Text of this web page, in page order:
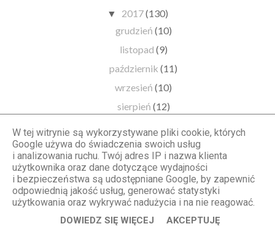
▼ 2017(130)
grudzień (10)
listopad (9)
październik(11)
wrzesień(10)
sierpień (12)
czerwiec(7)
maj(10)
kwiecień(9)
marzec(13)
luty(13)
W tej witrynie są wykorzystywane pliki cookie, których
Google używa do świadczenia swoich usług
i analizowania ruchu. Twój adres IP i nazwa klienta
użytkownika oraz dane dotyczące wydajności
i bezpieczeństwa są udostępniane Google, by zapewnić
odpowiednią jakość usług, generować statystyki
użytkowania oraz wykrywać nadużycia i na nie reagować.
DOWIEDZ SIĘ WIĘCEJ AKCEPTUJĘ